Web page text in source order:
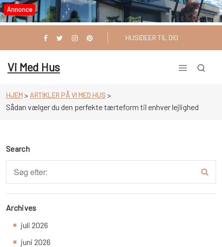
Videre
til
Annonce
HUSIDEER TIL DIG
Vi Med Hus
HJEM> ARTIKLER PÅ VI MED HUS>
Sådan vælger du den perfekte tærteform til enhver lejlighed
Search
Archives
juli 2026
juni 2026